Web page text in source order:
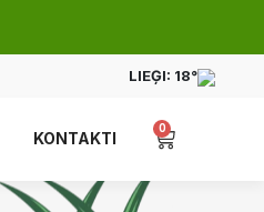
LIEĢI: 18°
KONTAKTI
0